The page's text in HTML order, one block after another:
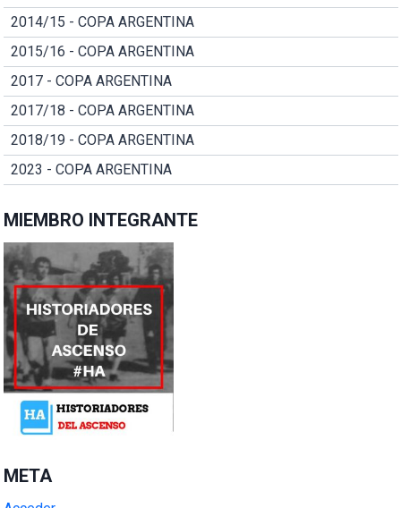
2014/15 - COPA ARGENTINA
2015/16 - COPA ARGENTINA
2017 - COPA ARGENTINA
2017/18 - COPA ARGENTINA
2018/19 - COPA ARGENTINA
2023 - COPA ARGENTINA
MIEMBRO INTEGRANTE
META